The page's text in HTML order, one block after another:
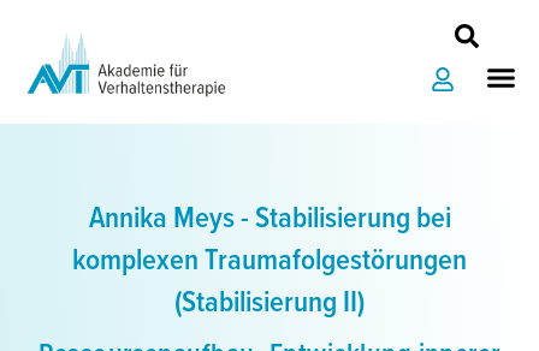
springen
Annika Meys - Stabilisierung bei
komplexen Traumafolgestörungen
(Stabilisierung II)